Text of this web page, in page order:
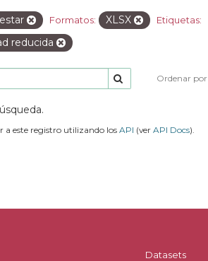
Formatos: XLSX Etiquetas:
reducida
Ordenar por
a este registro utilizando losAPI (ver API Docs).
Datasets